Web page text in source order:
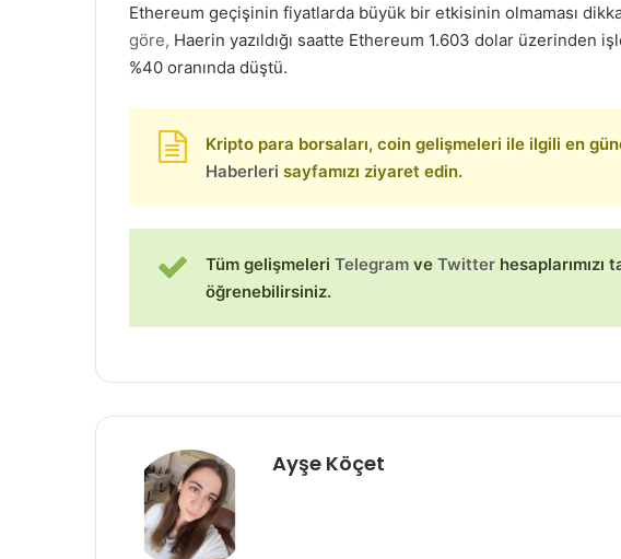
Ethereum geçişinin fiyatlarda büyük bir etkisinin olmaması
göre, Haerin yazıldığı saatte Ethereum 1.603 dolar üzerinden
%40 oranında düştü.
Kripto para borsaları, coin gelişmeleri ile ilgili en
Haberleri sayfamızı ziyaret edin.
Tüm gelişmeleri Telegram ve Twitter hesaplarımızı
öğrenebilirsiniz.
Ayşe Köçet